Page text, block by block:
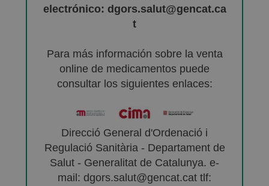
electrónico: dgors.salut@gencat.ca
t
Para más información sobre la venta
online de medicamentos puede
consultar los siguientes enlaces:
Direcció General d'Ordenació i
Regulació Sanitària - Departament de
Salut - Generalitat de Catalunya. e-
mail: dgors.salut@gencat.cat tlf: